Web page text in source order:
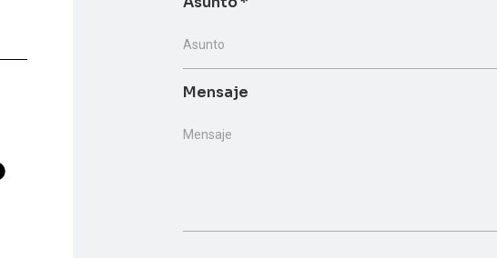
Asunto
Mensaje
Mensaje